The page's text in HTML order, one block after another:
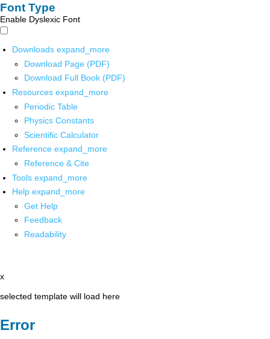
Font Type
Enable Dyslexic Font
Downloads expand_more
Download Page (PDF)
Download Full Book (PDF)
Resources expand_more
Periodic Table
Physics Constants
Scientific Calculator
Reference expand_more
Reference & Cite
Tools expand_more
Help expand_more
Get Help
Feedback
Readability
x
selected template will load here
Error